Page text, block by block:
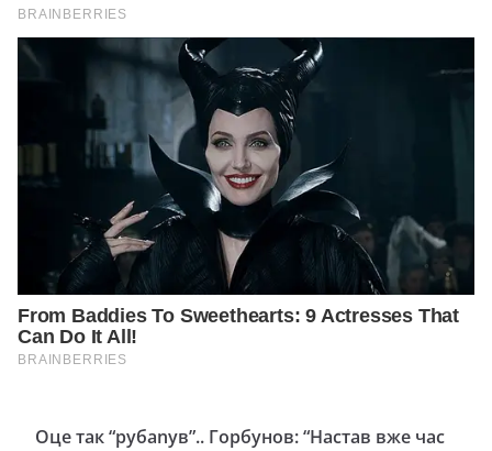
Оце так “рубаnув”.. Гopбунoв: “Нacтaв вжe чac